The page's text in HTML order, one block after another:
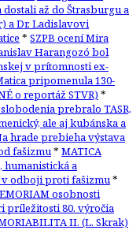
až do Štrasburgu a
a Dr. Ladislavovi
* SZPB ocení Mira
Harangozó bol
v prítomnosti ex-
pripomenula 130-
o reportáž STVR) *
prebralo TASR,
ale aj kubánska a
hrade prebieha výstava
fašizmu* MATICA
humanistická a
v odboji proti fašizmu*
osobnosti
príležitosti 80. výročia
II. (L. Skrak)